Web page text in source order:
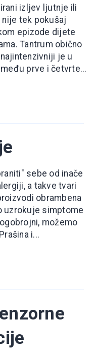
izljev ljutnje ili
nije tek pokušaj
epizode dijete
Tantrum obično
je u
prve i četvrte...
sebe od inače
a takve tvari
obrambena
uzrokuje simptome
možemo
i...